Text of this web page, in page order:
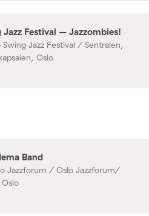
Jazz Festival – Jazzombies!
Swing Jazz Festival / Sentralen,
Oslo
Band
Jazzforum / Oslo Jazzforum/